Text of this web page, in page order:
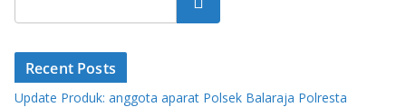
Recent Posts
Update Produk: anggota aparat Polsek Balaraja Polresta